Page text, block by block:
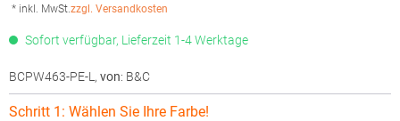
* inkl. MwSt.zzgl. Versandkosten
Sofort verfügbar, Lieferzeit 1-4 Werktage
BCPW463-PE-L , von: B&C
Schritt 1: Wählen Sie Ihre Farbe!